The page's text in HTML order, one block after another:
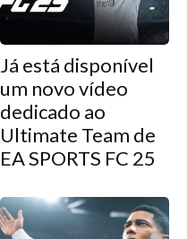
Já está disponível
um novo vídeo
dedicado ao
Ultimate Team de
EA SPORTS FC 25